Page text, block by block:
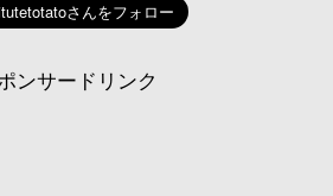
ンサードリンク